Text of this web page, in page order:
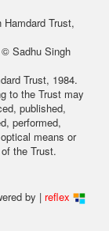
Trust,
Sadhu Singh
Trust, 1984.
to the Trust may
published,
performed,
means or
the Trust.
by | reflex